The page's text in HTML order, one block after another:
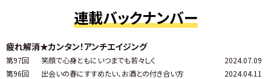
連載バックナンバー
疲れ解消★カンタン！アンチエイジング
第97回 笑顔で心身ともにいつまでも若々しく
2024.07.09
第96回
出会いの春にすすめたい、お酒との付き合い方
2024.04.11